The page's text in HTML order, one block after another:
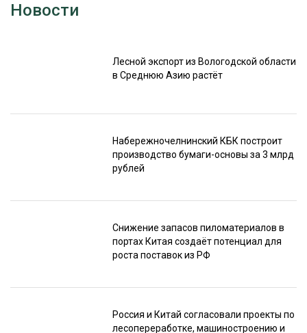
Новости
Лесной экспорт из Вологодской области
в Среднюю Азию растёт
Набережночелнинский КБК построит
производство бумаги-основы за 3 млрд
рублей
Снижение запасов пиломатериалов в
портах Китая создаёт потенциал для
роста поставок из РФ
Россия и Китай согласовали проекты по
лесопереработке, машиностроению и